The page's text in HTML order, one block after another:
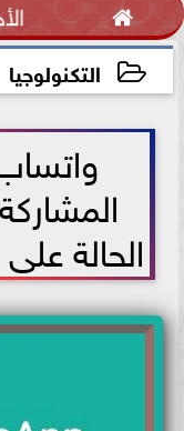

التكنولوجيا
الحالة